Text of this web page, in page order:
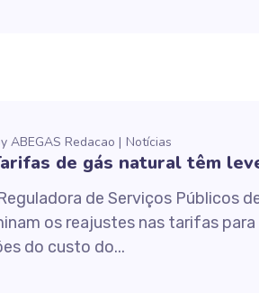
ABEGAS Redacao Notícias
de gás natural têm
de Serviços Públicos
os reajustes nas tarifas
do custo do...